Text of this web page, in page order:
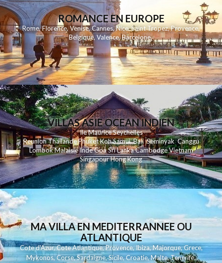
ROMANCE EN EUROPE
Rome,Florence,Venise,Cannes,Nice,Saint Tropez,Provence,
Belgique,Valence,Barcelone,
VILLAS ASIE OCEAN INDIEN
Ile MauriceSeychelles
ReunionThailandePhuketKohSamui Bali SeminyakCanggu
LombokMalaisieIndeGoaSri LankaCambodgeVietnam
SingapourHong Kong
MA VILLA EN MEDITERRANNEE OU
ATLANTIQUE
Cote d'Azur,Cote Atlantique,Provence,Ibiza,Majorque,Grece,
Mykonos,Corse,Sardaigne,Sicile,Croatie,Malte,Tenerife,